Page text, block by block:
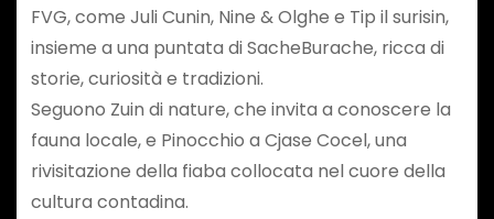
FVG, come Juli Cunin, Nine & Olghe e Tip il surisin,
insieme a una puntata di SacheBurache, ricca di
storie, curiosità e tradizioni.
Seguono Zuin di nature, che invita a conoscere la
fauna locale, e Pinocchio a Cjase Cocel, una
rivisitazione della fiaba collocata nel cuore della
cultura contadina.